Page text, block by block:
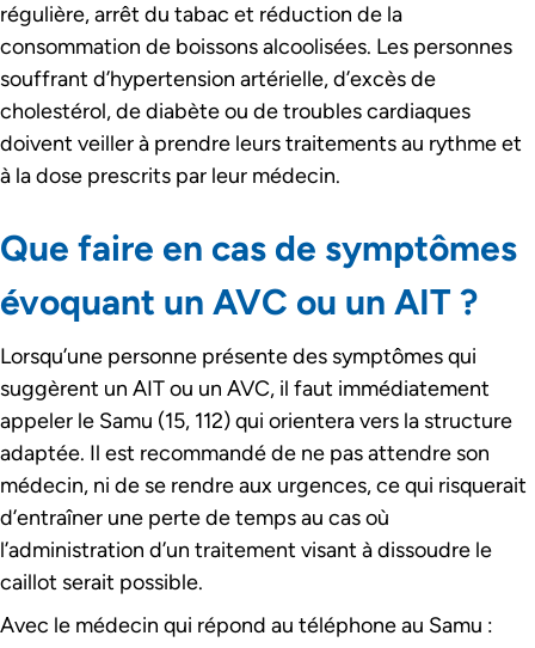
régulière, arrêt du tabac et réduction de la
consommation de boissons alcoolisées. Les personnes
souffrant d’hypertension artérielle, d’excès de
cholestérol, de diabète ou de troubles cardiaques
doivent veiller à prendre leurs traitements au rythme et
à la dose prescrits par leur médecin.
Que faire en cas de symptômes
évoquant un AVC ou un AIT ?
Lorsqu’une personne présente des symptômes qui
suggèrent un AIT ou un AVC, il faut immédiatement
appeler le Samu (15, 112) qui orientera vers la structure
adaptée. Il est recommandé de ne pas attendre son
médecin, ni de se rendre aux urgences, ce qui risquerait
d’entraîner une perte de temps au cas où
l’administration d’un traitement visant à dissoudre le
caillot serait possible.
Avec le médecin qui répond au téléphone au Samu :